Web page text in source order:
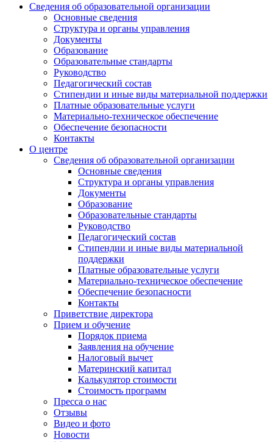
Сведения об образовательной организации
Основные сведения
Структура и органы управления
Документы
Образование
Образовательные стандарты
Руководство
Педагогический состав
Стипендии и иные виды материальной поддержки
Платные образовательные услуги
Материально-техническое обеспечение
Обеспечение безопасности
Контакты
О центре
Сведения об образовательной организации
Основные сведения
Структура и органы управления
Документы
Образование
Образовательные стандарты
Руководство
Педагогический состав
Стипендии и иные виды материальной
поддержки
Платные образовательные услуги
Материально-техническое обеспечение
Обеспечение безопасности
Контакты
Приветствие директора
Прием и обучение
Порядок приема
Заявления на обучение
Налоговый вычет
Материнский капитал
Калькулятор стоимости
Стоимость программ
Пресса о нас
Отзывы
Видео и фото
Новости